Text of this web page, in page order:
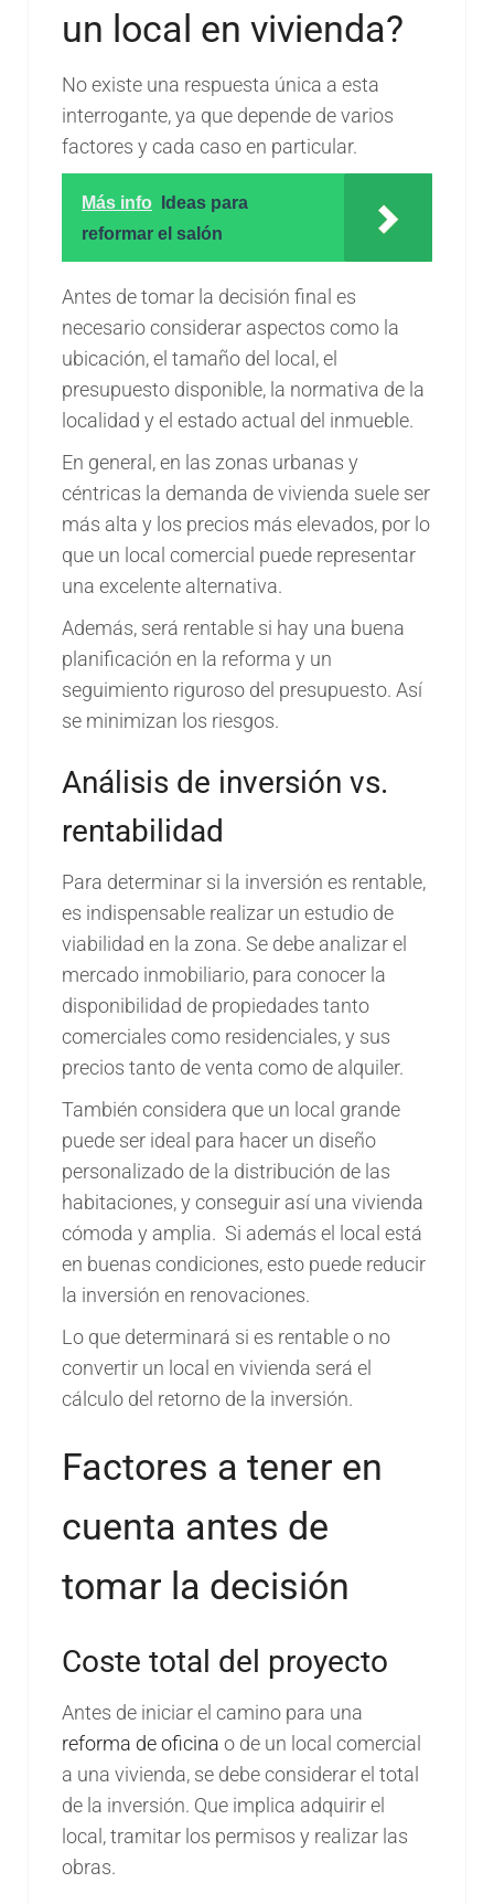
un local en vivienda?
No existe una respuesta única a esta
interrogante, ya que depende de varios
factores y cada caso en particular.
Más info
Ideas para
reformar el salón
Antes de tomar la decisión final es
necesario considerar aspectos como la
ubicación, el tamaño del local, el
presupuesto disponible, la normativa de la
localidad y el estado actual del inmueble.
En general, en las zonas urbanas y
céntricas la demanda de vivienda suele ser
más alta y los precios más elevados, por lo
que un local comercial puede representar
una excelente alternativa.
Además, será rentable si hay una buena
planificación en la reforma y un
seguimiento riguroso del presupuesto. Así
se minimizan los riesgos.
Análisis de inversión vs.
rentabilidad
Para determinar si la inversión es rentable,
es indispensable realizar un estudio de
viabilidad en la zona. Se debe analizar el
mercado inmobiliario, para conocer la
disponibilidad de propiedades tanto
comerciales como residenciales, y sus
precios tanto de venta como de alquiler.
También considera que un local grande
puede ser ideal para hacer un diseño
personalizado de la distribución de las
habitaciones, y conseguir así una vivienda
cómoda y amplia. Si además el local está
en buenas condiciones, esto puede reducir
la inversión en renovaciones.
Lo que determinará si es rentable o no
convertir un local en vivienda será el
cálculo del retorno de la inversión.
Factores a tener en
cuenta antes de
tomar la decisión
Coste total del proyecto
Antes de iniciar el camino para una
reforma de oficina o de un local comercial
a una vivienda, se debe considerar el total
de la inversión. Que implica adquirir el
local, tramitar los permisos y realizar las
obras.